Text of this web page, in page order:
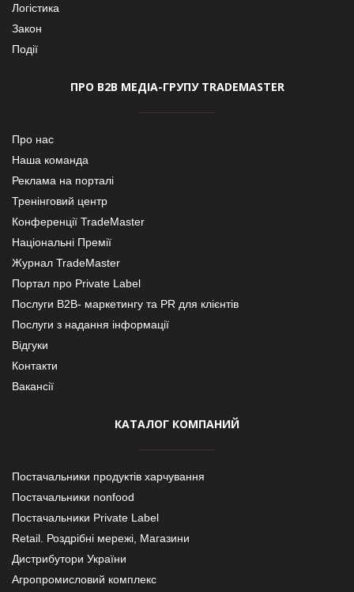
Логістика
Закон
Події
ПРО В2В МЕДІА-ГРУПУ TRADEMASTER
Про нас
Наша команда
Реклама на порталі
Тренінговий центр
Конференції TradeMaster
Національні Премії
Журнал TradeMaster
Портал про Private Label
Послуги В2В- маркетингу та PR для клієнтів
Послуги з надання інформації
Відгуки
Контакти
Вакансії
КАТАЛОГ КОМПАНИЙ
Постачальники продуктів харчування
Постачальники nonfood
Постачальники Private Label
Retail. Роздрібні мережі, Магазини
Дистрибутори України
Агропромисловий комплекс